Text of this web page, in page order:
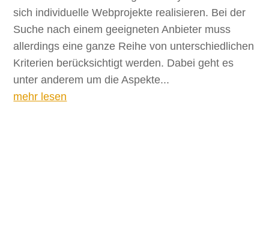
sich individuelle Webprojekte realisieren. Bei der
Suche nach einem geeigneten Anbieter muss
allerdings eine ganze Reihe von unterschiedlichen
Kriterien berücksichtigt werden. Dabei geht es
unter anderem um die Aspekte...
mehr lesen